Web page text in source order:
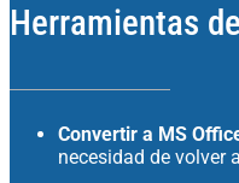
Herramientas
Convertir a MS
necesidad de volver